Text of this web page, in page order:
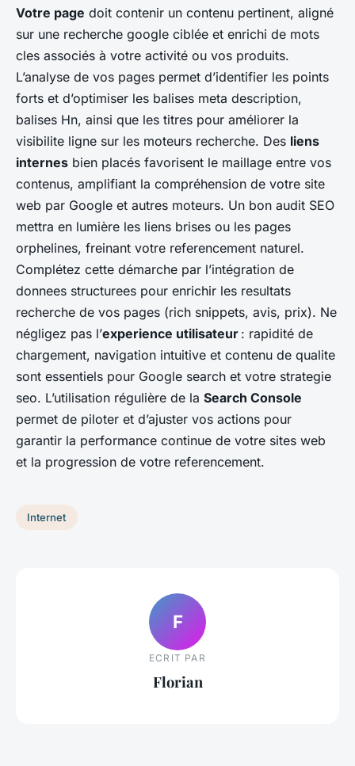
Votre page doit contenir un contenu pertinent, aligné
sur une recherche google ciblée et enrichi de mots
cles associés à votre activité ou vos produits.
L’analyse de vos pages permet d’identifier les points
forts et d’optimiser les balises meta description,
balises Hn, ainsi que les titres pour améliorer la
visibilite ligne sur les moteurs recherche. Des liens
internes bien placés favorisent le maillage entre vos
contenus, amplifiant la compréhension de votre site
web par Google et autres moteurs. Un bon audit SEO
mettra en lumière les liens brises ou les pages
orphelines, freinant votre referencement naturel.
Complétez cette démarche par l’intégration de
donnees structurees pour enrichir les resultats
recherche de vos pages (rich snippets, avis, prix). Ne
négligez pas l’experience utilisateur : rapidité de
chargement, navigation intuitive et contenu de qualite
sont essentiels pour Google search et votre strategie
seo. L’utilisation régulière de la Search Console
permet de piloter et d’ajuster vos actions pour
garantir la performance continue de votre sites web
et la progression de votre referencement.
Internet
F
ECRIT PAR
Florian